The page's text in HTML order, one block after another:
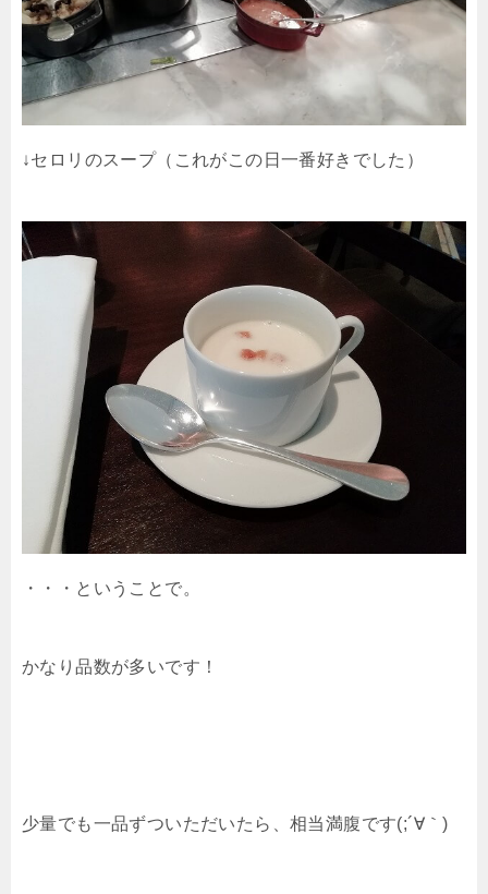
↓セロリのスープ（これがこの日一番好きでした）
・・・ということで。
かなり品数が多いです！
少量でも一品ずついただいたら、相当満腹です(;´∀｀)